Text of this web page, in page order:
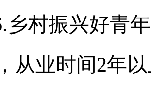
乡村振兴好青
从业时间2年